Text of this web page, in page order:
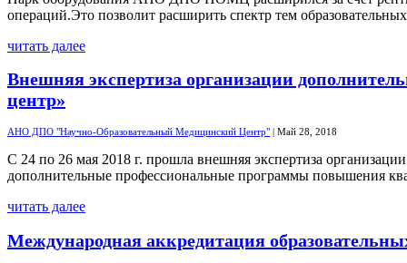
операций.Это позволит расширить спектр тем
читать далее
Внешняя экспертиза организации
центр»
АНО ДПО "Научно-Образовательный Медицинский Центр" | Май 28, 2018
С 24 по 26 мая 2018 г. прошла внешняя экспертиза
дополнительные профессиональные программы повышения
читать далее
Международная аккредитация